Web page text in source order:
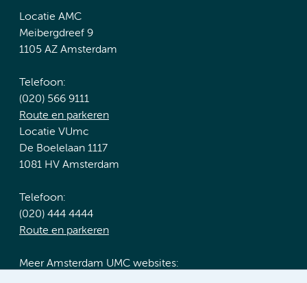
Locatie AMC
Meibergdreef 9
1105 AZ Amsterdam
Telefoon:
(020) 566 9111
Route en parkeren
Locatie VUmc
De Boelelaan 1117
1081 HV Amsterdam
Telefoon:
(020) 444 4444
Route en parkeren
Meer Amsterdam UMC websites: